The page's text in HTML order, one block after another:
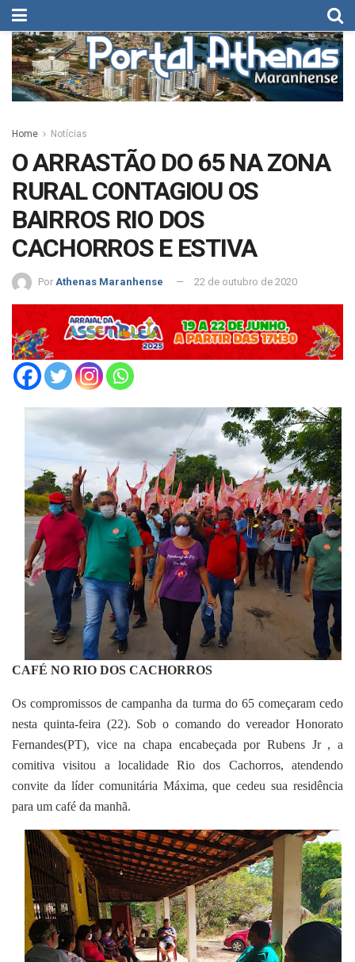
Home Notícias
O ARRASTÃO DO 65 NA ZONA
RURAL CONTAGIOU OS
BAIRROS RIO DOS
CACHORROS E ESTIVA
Por Athenas Maranhense 22 de outubro de 2020
CAFÉ NO RIO DOS CACHORROS
Os compromissos de campanha da turma do 65 começaram cedo
nesta quinta-feira (22). Sob o comando do vereador Honorato
Fernandes(PT), vice na chapa encabeçada por Rubens Jr , a
comitiva visitou a localidade Rio dos Cachorros, atendendo
convite da líder comunitária Máxima, que cedeu sua residência
para um café da manhã.